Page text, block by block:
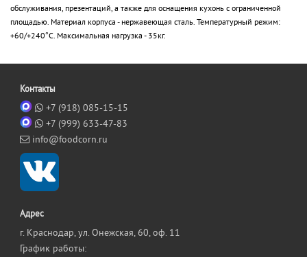
обслуживания, презентаций, а также для оснащения кухонь с ограниченной
площадью. Материал корпуса - нержавеющая сталь. Температурный режим:
+60/+240°С. Максимальная нагрузка - 35кг.
Контакты
+7 (918) 085-15-15
+7 (999) 633-47-83
info@foodcorn.ru
Адрес
г. Краснодар, ул. Онежская, 60, оф. 11
График работы: